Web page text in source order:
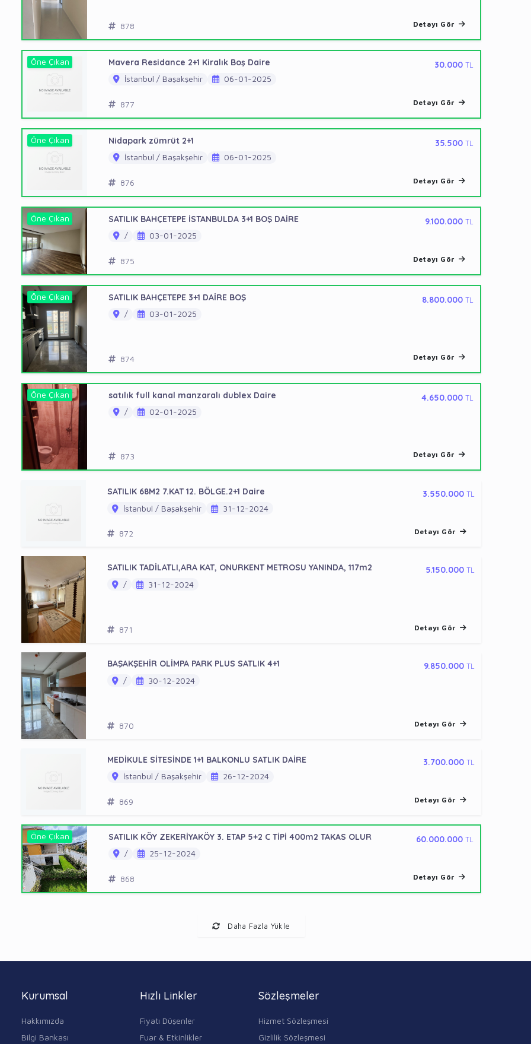
878 Detayı Gör
Öne Çıkan Mavera Residance 2+1 Kiralık Boş Daire 30.000 TL
İstanbul / Başakşehir 06-01-2025
877 Detayı Gör
Öne Çıkan Nidapark zümrüt 2+1 35.500 TL
İstanbul / Başakşehir 06-01-2025
876 Detayı Gör
Öne Çıkan SATILIK BAHÇETEPE İSTANBULDA 3+1 BOŞ DAİRE 9.100.000 TL
/ 03-01-2025
875 Detayı Gör
Öne Çıkan SATILIK BAHÇETEPE 3+1 DAİRE BOŞ 8.800.000 TL
/ 03-01-2025
874 Detayı Gör
Öne Çıkan satılık full kanal manzaralı dublex Daire 4.650.000 TL
/ 02-01-2025
873 Detayı Gör
SATILIK 68M2 7.KAT 12. BÖLGE.2+1 Daire 3.550.000 TL
İstanbul / Başakşehir 31-12-2024
872 Detayı Gör
SATILIK TADİLATLI,ARA KAT, ONURKENT METROSU YANINDA, 117m2 5.150.000 TL
/ 31-12-2024
871 Detayı Gör
BAŞAKŞEHİR OLİMPA PARK PLUS SATLIK 4+1 9.850.000 TL
/ 30-12-2024
870 Detayı Gör
MEDİKULE SİTESİNDE 1+1 BALKONLU SATLIK DAİRE 3.700.000 TL
İstanbul / Başakşehir 26-12-2024
869 Detayı Gör
Öne Çıkan SATILIK KÖY ZEKERİYAKÖY 3. ETAP 5+2 C TİPİ 400m2 TAKAS OLUR 60.000.000 TL
/ 25-12-2024
868 Detayı Gör
Daha Fazla Yükle
Kurumsal
Hakkımızda
Bilgi Bankası
Hızlı Linkler
Fiyatı Düşenler
Fuar & Etkinlikler
Sözleşmeler
Hizmet Sözleşmesi
Gizlilik Sözleşmesi